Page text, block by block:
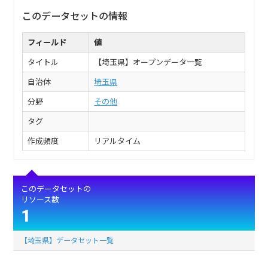
このデータセットの情報
フィールド
値
タイトル
【埼玉県】オープンデータ一覧
自治体
埼玉県
分野
その他
タグ
作成頻度
リアルタイム
このデータセットの
リソース数
1
【埼玉県】データセット一覧